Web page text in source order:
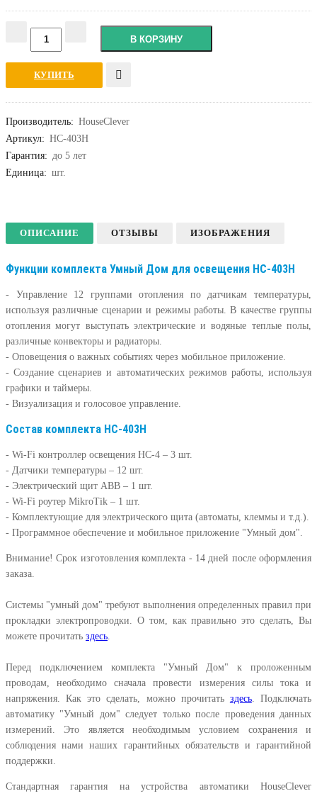
КУПИТЬ
Производитель: HouseClever
Артикул: HC-403H
Гарантия: до 5 лет
Единица: шт.
ОПИСАНИЕ ОТЗЫВЫ ИЗОБРАЖЕНИЯ
Функции комплекта Умный Дом для освещения HC-403H
- Управление 12 группами отопления по датчикам температуры,
используя различные сценарии и режимы работы. В качестве группы
отопления могут выступать электрические и водяные теплые полы,
различные конвекторы и радиаторы.
- Оповещения о важных событиях через мобильное приложение.
-Создание сценариев и автоматических режимов работы, используя
графики и таймеры.
- Визуализация и голосовое управление.
Состав комплекта HC-403H
- Wi-Fi контроллер освещения НС-4 – 3 шт.
- Датчики температуры – 12 шт.
- Электрический щит ABB – 1 шт.
- Wi-Fi роутер MikroTik – 1 шт.
- Комплектующие для электрического щита (автоматы, клеммы и т.д.).
- Программное обеспечение и мобильное приложение "Умный дом".
Внимание! Срок изготовления комплекта - 14 дней после оформления
заказа.
Системы "умный дом" требуют выполнения определенных правил при
прокладки электропроводки. О том, как правильно это сделать, Вы
можете прочитать здесь.
Перед подключением комплекта "Умный Дом" к проложенным
проводам, необходимо сначала провести измерения силы тока и
напряжения. Как это сделать, можно прочитать здесь. Подключать
автоматику "Умный дом" следует только после проведения данных
измерений. Это является необходимым условием сохранения и
соблюдения нами наших гарантийных обязательств и гарантийной
поддержки.
Стандартная гарантия на устройства автоматики HouseClever